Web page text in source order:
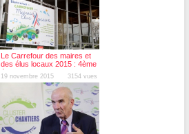
Le Carrefour des maires et
des élus locaux 2015 : 4ème
édition !
19 novembre 2015 3154 vues